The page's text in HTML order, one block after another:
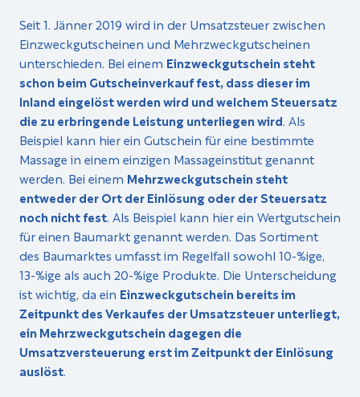
Seit 1. Jänner 2019 wird in der Umsatzsteuer zwischen
Einzweckgutscheinen und Mehrzweckgutscheinen
unterschieden. Bei einem Einzweckgutschein steht
schon beim Gutscheinverkauf fest, dass dieser im
Inland eingelöst werden wird und welchem Steuersatz
die zu erbringende Leistung unterliegen wird. Als
Beispiel kann hier ein Gutschein für eine bestimmte
Massage in einem einzigen Massageinstitut genannt
werden. Bei einem Mehrzweckgutschein steht
entweder der Ort der Einlösung oder der Steuersatz
noch nicht fest. Als Beispiel kann hier ein Wertgutschein
für einen Baumarkt genannt werden. Das Sortiment
des Baumarktes umfasst im Regelfall sowohl 10-%ige,
13-%ige als auch 20-%ige Produkte. Die Unterscheidung
ist wichtig, da ein Einzweckgutschein bereits im
Zeitpunkt des Verkaufes der Umsatzsteuer unterliegt,
ein Mehrzweckgutschein dagegen die
Umsatzversteuerung erst im Zeitpunkt der Einlösung
auslöst.